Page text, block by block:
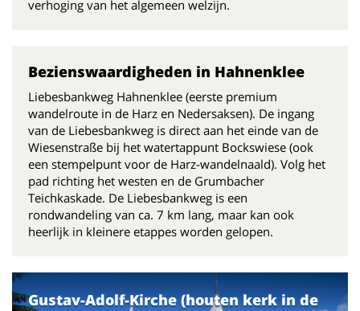
verhoging van het algemeen welzijn.
Bezienswaardigheden in Hahnenklee
Liebesbankweg Hahnenklee (eerste premium
wandelroute in de Harz en Nedersaksen). De ingang
van de Liebesbankweg is direct aan het einde van de
Wiesenstraße bij het watertappunt Bockswiese (ook
een stempelpunt voor de Harz-wandelnaald). Volg het
pad richting het westen en de Grumbacher
Teichkaskade. De Liebesbankweg is een
rondwandeling van ca. 7 km lang, maar kan ook
heerlijk in kleinere etappes worden gelopen.
Gustav-Adolf-Kirche (houten kerk in de